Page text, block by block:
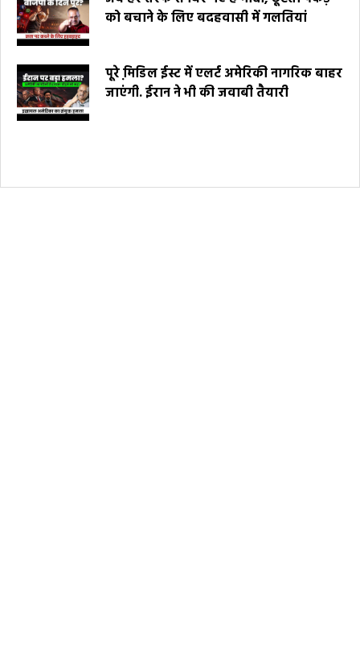
को बचाने के लिए बदहवासी में गलतियां
पूरे मि़डिल ईस्ट में एलर्ट अमेरिकी नागरिक बाहर
जाएंगी. ईरान ने भी की जवाबी तैयारी